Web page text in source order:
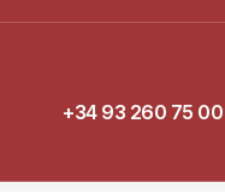
+34 93 260 75 00